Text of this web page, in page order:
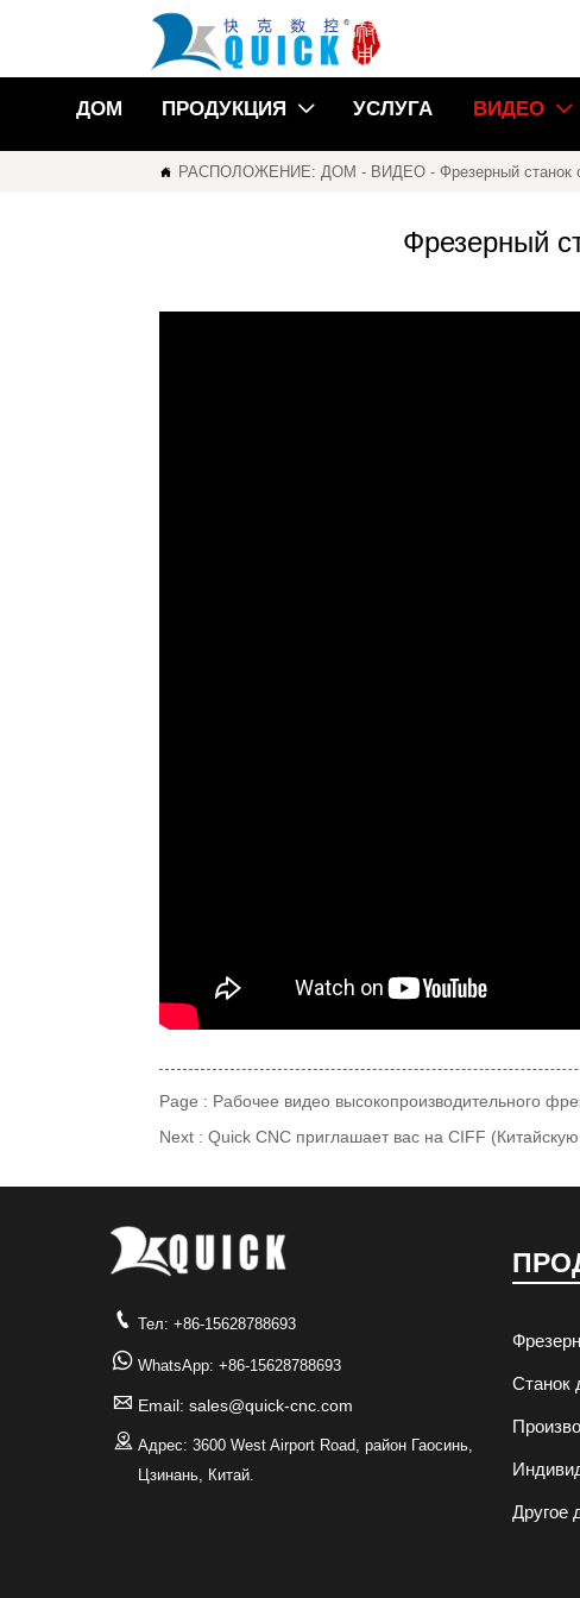
ДОМ ПРОДУКЦИЯ  УСЛУГА ВИДЕО 
 РАСПОЛОЖЕНИЕ:ДОМ - ВИДЕО -Фрезерный
Фрезерный
Page : Рабочее видео высокопроизводительного
Next :Quick CNC приглашает вас на CIFF
 Тел: +86-15628788693
 WhatsApp: +86-15628788693
 Email: sales@quick-cnc.com
 Адрес: 3600 West Airport Road, район Гаосинь,
Цзинань, Китай.
Станок
Другое